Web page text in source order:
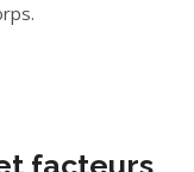
facteurs